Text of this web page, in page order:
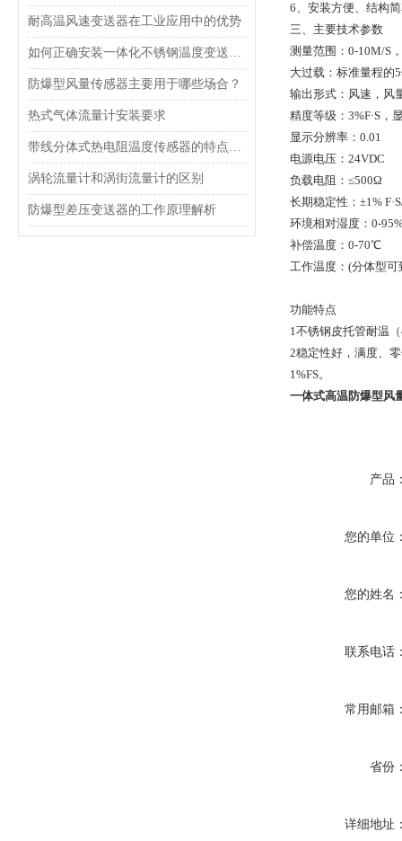
耐高温风速变送器在工业应用中的优势
如何正确安装一体化不锈钢温度变送器？
防爆型风量传感器主要用于哪些场合？
热式气体流量计安装要求
带线分体式热电阻温度传感器的特点及应用
涡轮流量计和涡街流量计的区别
防爆型差压变送器的工作原理解析
6、安装方便、结构
三、主要技术参数
测量范围：0-10M/S
大过载：标准量程的
输出形式：风速，风
精度等级：3%F·S，
显示分辨率：0.01
电源电压：24VDC
负载电阻：≤500Ω
长期稳定性：±1%
环境相对湿度：0-
补偿温度：0-70℃
工作温度：(分体型
功能特点
1不锈钢皮托管耐温
2稳定性好，满度、
1%FS。
一体式高温防爆型风
产品
您的单位
您的姓名
联系电话
常用邮箱
省份
详细地址